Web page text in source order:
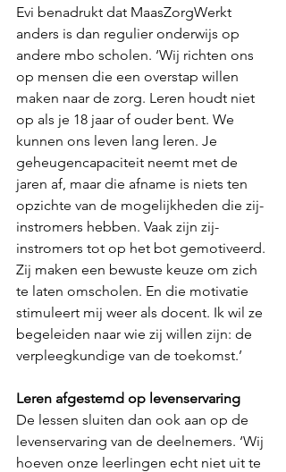
Evi benadrukt dat MaasZorgWerkt
anders is dan regulier onderwijs op
andere mbo scholen. ‘Wij richten ons
op mensen die een overstap willen
maken naar de zorg. Leren houdt niet
op als je 18 jaar of ouder bent. We
kunnen ons leven lang leren. Je
geheugencapaciteit neemt met de
jaren af, maar die afname is niets ten
opzichte van de mogelijkheden die zij-
instromers hebben. Vaak zijn zij-
instromers tot op het bot gemotiveerd.
Zij maken een bewuste keuze om zich
te laten omscholen. En die motivatie
stimuleert mij weer als docent. Ik wil ze
begeleiden naar wie zij willen zijn: de
verpleegkundige van de toekomst.’
Leren afgestemd op levenservaring
De lessen sluiten dan ook aan op de
levenservaring van de deelnemers. ‘Wij
hoeven onze leerlingen echt niet uit te